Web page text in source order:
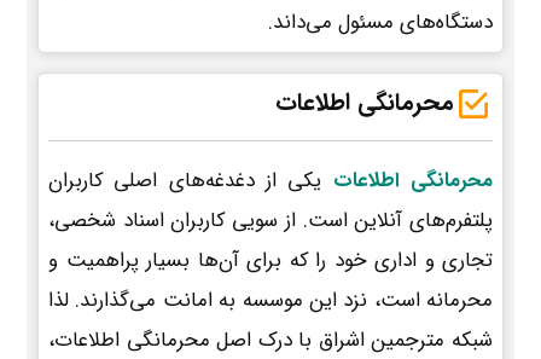
دستگاه‌های مسئول می‌داند.
محرمانگی اطلاعات
محرمانگی اطلاعات یکی از دغدغه‌های اصلی کاربران
پلتفرم‌های آنلاین است. از سویی کاربران اسناد شخصی،
تجاری و اداری خود را که برای آن‌ها بسیار پراهمیت و
محرمانه است، نزد این موسسه به امانت می‌گذارند. لذا
شبکه مترجمین اشراق با درک اصل محرمانگی اطلاعات،